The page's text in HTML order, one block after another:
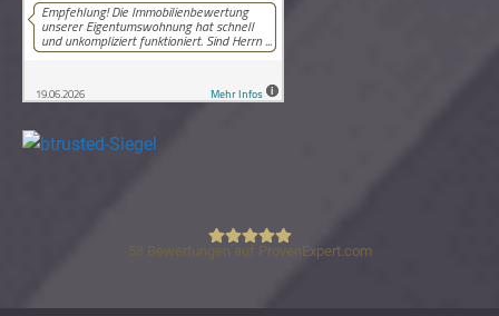
Lutz Schneider Immobilienbewertung
58 Bewertungen auf ProvenExpert.com